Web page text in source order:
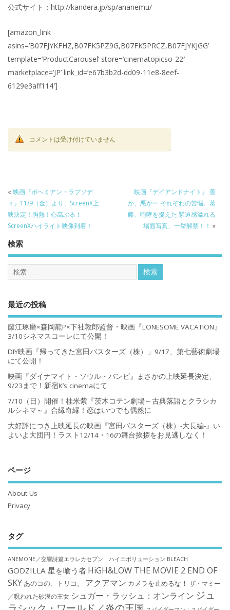
公式サイト：http://kandera.jp/sp/ananemu/
[amazon_link
asins=’B07FJYKFHZ,B07FK5PZ9G,B07FK5PRCZ,B07FJYKJGG’
template=’ProductCarousel’ store=’cinematopicso-22′
marketplace=’JP’ link_id=’e67b3b2d-dd09-11e8-8eef-
6129e3aff114′]
コメントは受け付けていません
« 映画『ボヘミアン・ラプソデ
ィ』11/9（金）より、ScreenX上
映決定！胸熱！心高ぶる！
ScreenXハイライト映像到着！
映画『デイアンドナイト』 善
か、悪かー それぞれの苦悩、葛
藤、咆哮を捉えた 緊迫感溢れる
場面写真、一挙解禁！！ »
検索
最近の投稿
藤江琢磨×森岡龍P×下社敦郎監督・映画『LONESOME VACATION』
3/10シネマスコーレにて公開！
DIY映画『帰ってきた宮田バスターズ（株）」9/17、第七藝術劇場
にて公開！
映画『ダイナマイト・ソウル・バンビ』まさかの上映延長決定、
9/23まで！新宿K’s cinemaにて
7/10（日）開催！桂米紫『茨木コテン劇場～古典落語とクラシカ
ルシネマ～』合縁奇縁！恋はいつでも偶然に
大好評につき上映延長の映画『宮田バスターズ（株）-大長編-』い
よいよ大団円！ラスト12/14・16の舞台挨拶をお見逃しなく！
ページ
About Us
Privacy
タグ
ANEMONE／交響詩篇エウレカセブン ハイエボリューション BLEACH
GODZILLA 星を喰う者 HiGH&LOW THE MOVIE 2 END OF
SKYあのコの、トリコ。 アクアマン カメラを止めるな！ ザ・マミー
／呪われた砂漠の王女 シュガー・ラッシュ：オンライン ジュ